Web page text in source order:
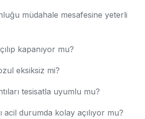
müdahale mesafesine yeterli
kapanıyor mu?
eksiksiz mi?
tesisatla uyumlu mu?
acil durumda kolay açılıyor mu?